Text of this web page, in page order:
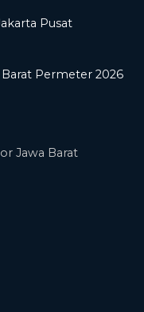
Pusat
Permeter 2026
Jawa Barat